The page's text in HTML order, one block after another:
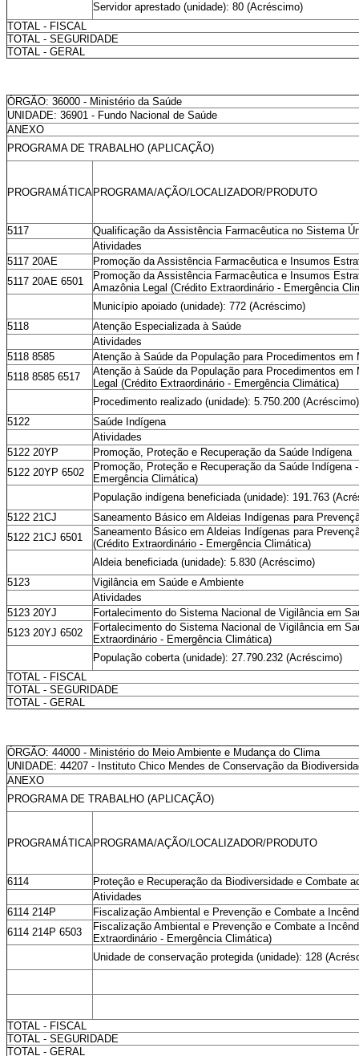
Servidor aprestado (unidade): 80 (Acréscimo)
TOTAL - FISCAL
TOTAL - SEGURIDADE
TOTAL - GERAL
ÓRGÃO: 36000 - Ministério da Saúde
UNIDADE: 36901 - Fundo Nacional de Saúde
ANEXO
PROGRAMA DE TRABALHO (APLICAÇÃO)
PROGRAMÁTICA PROGRAMA/AÇÃO/LOCALIZADOR/PRODUTO
5117
Qualificação da Assistência Farmacêutica no Sistema
Atividades
5117 20AE
Promoção da Assistência Farmacêutica e Insumos
5117 20AE 6501
Promoção da Assistência Farmacêutica e Insumos
Amazônia Legal (Crédito Extraordinário - Emergência
Município apoiado (unidade): 772 (Acréscimo)
5118
Atenção Especializada à Saúde
Atividades
5118 8585
Atenção à Saúde da População para Procedimentos em
5118 8585 6517
Atenção à Saúde da População para Procedimentos
Legal (Crédito Extraordinário - Emergência Climática)
Procedimento realizado (unidade): 5.750.200 (Acréscimo)
5122
Saúde Indígena
Atividades
5122 20YP
Promoção, Proteção e Recuperação da Saúde Indígena
5122 20YP 6502
Promoção, Proteção e Recuperação da Saúde Indígena
Emergência Climática)
População indígena beneficiada (unidade): 191.763
5122 21CJ
Saneamento Básico em Aldeias Indígenas para
5122 21CJ 6501
Saneamento Básico em Aldeias Indígenas para
(Crédito Extraordinário - Emergência Climática)
Aldeia beneficiada (unidade): 5.830 (Acréscimo)
5123
Vigilância em Saúde e Ambiente
Atividades
5123 20YJ
Fortalecimento do Sistema Nacional de Vigilância em
5123 20YJ 6502
Fortalecimento do Sistema Nacional de Vigilância em
Extraordinário - Emergência Climática)
População coberta (unidade): 27.790.232 (Acréscimo)
TOTAL - FISCAL
TOTAL - SEGURIDADE
TOTAL - GERAL
ÓRGÃO: 44000 - Ministério do Meio Ambiente e Mudança do Clima
UNIDADE: 44207 - Instituto Chico Mendes de Conservação da
ANEXO
PROGRAMA DE TRABALHO (APLICAÇÃO)
PROGRAMÁTICA PROGRAMA/AÇÃO/LOCALIZADOR/PRODUTO
6114
Proteção e Recuperação da Biodiversidade e Combate
Atividades
6114 214P
Fiscalização Ambiental e Prevenção e Combate a
6114 214P 6503
Fiscalização Ambiental e Prevenção e Combate a
Extraordinário - Emergência Climática)
Unidade de conservação protegida (unidade): 128
TOTAL - FISCAL
TOTAL - SEGURIDADE
TOTAL - GERAL